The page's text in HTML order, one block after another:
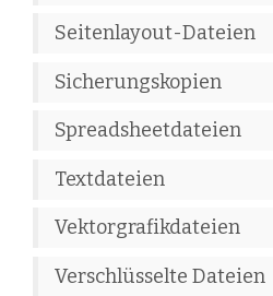
Seitenlayout-Dateien
Sicherungskopien
Spreadsheetdateien
Textdateien
Vektorgrafikdateien
Verschlüsselte Dateien